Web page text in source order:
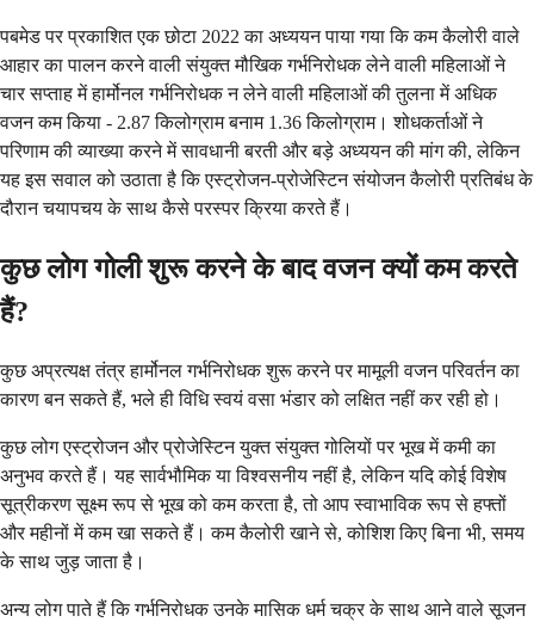
पबमेड पर प्रकाशित एक छोटा 2022 का अध्ययन पाया गया कि कम कैलोरी वाले
आहार का पालन करने वाली संयुक्त मौखिक गर्भनिरोधक लेने वाली महिलाओं ने
चार सप्ताह में हार्मोनल गर्भनिरोधक न लेने वाली महिलाओं की तुलना में अधिक
वजन कम किया - 2.87 किलोग्राम बनाम 1.36 किलोग्राम। शोधकर्ताओं ने
परिणाम की व्याख्या करने में सावधानी बरती और बड़े अध्ययन की मांग की, लेकिन
यह इस सवाल को उठाता है कि एस्ट्रोजन-प्रोजेस्टिन संयोजन कैलोरी प्रतिबंध के
दौरान चयापचय के साथ कैसे परस्पर क्रिया करते हैं।
कुछ लोग गोली शुरू करने के बाद वजन क्यों कम करते
हैं?
कुछ अप्रत्यक्ष तंत्र हार्मोनल गर्भनिरोधक शुरू करने पर मामूली वजन परिवर्तन का
कारण बन सकते हैं, भले ही विधि स्वयं वसा भंडार को लक्षित नहीं कर रही हो।
कुछ लोग एस्ट्रोजन और प्रोजेस्टिन युक्त संयुक्त गोलियों पर भूख में कमी का
अनुभव करते हैं। यह सार्वभौमिक या विश्वसनीय नहीं है, लेकिन यदि कोई विशेष
सूत्रीकरण सूक्ष्म रूप से भूख को कम करता है, तो आप स्वाभाविक रूप से हफ्तों
और महीनों में कम खा सकते हैं। कम कैलोरी खाने से, कोशिश किए बिना भी, समय
के साथ जुड़ जाता है।
अन्य लोग पाते हैं कि गर्भनिरोधक उनके मासिक धर्म चक्र के साथ आने वाले सूजन